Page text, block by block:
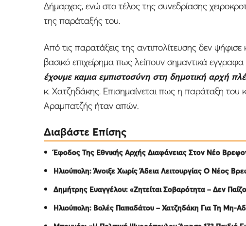
Δήμαρχος, ενώ στο τέλος της συνεδρίασης
της παράταξής του.
Από τις παρατάξεις της αντιπολίτευσης δεν
βασικό επιχείρημα πως λείπουν σημαντικά
έχουμε καμια εμπιστοσύνη στη δημοτική αρχή
κ. Χατζηδάκης. Επισημαίνεται πως η παράταξη του
Αραμπατζής ήταν απών.
Διαβάστε Επίσης
Έφοδος Της Εθνικής Αρχής Διαφάνειας Στον Νέο
Ηλιούπολη: Άνοιξε Χωρίς Άδεια Λειτουργίας Ο Νέος
Δημήτρης Ευαγγέλου: «Ζητείται Σοβαρότητα – Δεν
Ηλιούπολη: Βολές Παπαδάτου – Χατζηδάκη Για Τη Μη-